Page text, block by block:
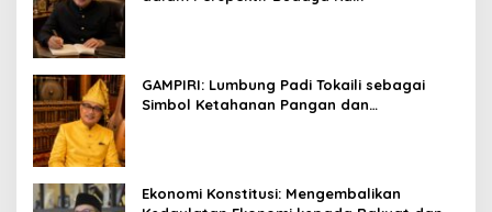
GAMPIRI: Lumbung Padi Tokaili sebagai
Simbol Ketahanan Pangan dan
Ekonomi Konstitusi: Mengembalikan